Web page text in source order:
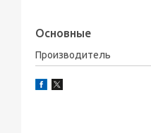
Основные
Производитель